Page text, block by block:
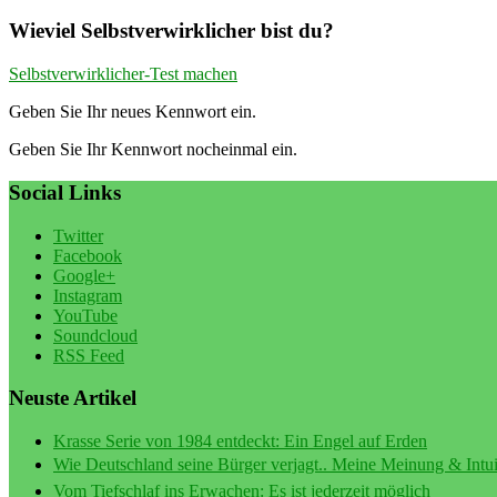
Wieviel Selbstverwirklicher bist du?
Selbstverwirklicher-Test machen
Geben Sie Ihr neues Kennwort ein.
Geben Sie Ihr Kennwort nocheinmal ein.
Social Links
Twitter
Facebook
Google+
Instagram
YouTube
Soundcloud
RSS Feed
Neuste Artikel
Krasse Serie von 1984 entdeckt: Ein Engel auf Erden
Wie Deutschland seine Bürger verjagt.. Meine Meinung &
Vom Tiefschlaf ins Erwachen: Es ist jederzeit möglich